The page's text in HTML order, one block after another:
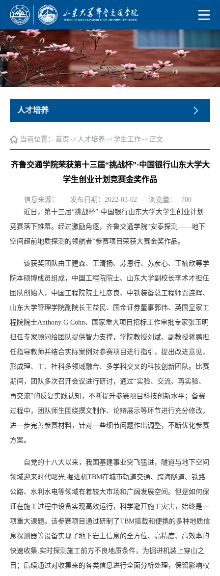
人才培养
当前位置： 首页 -> 人才培养 -> 学生工作-> 正文
齐鲁交通学院荣获第十三届“挑战杯”·中国银行山东大学大
学生创业计划竞赛金奖作品
信息来源： 发布日期：2022-03-02 浏览量：
700
近日，第十三届“挑战杯”·中国银行山东大学大学生创业计划
竞赛落下帷幕。经过激励角逐，齐鲁交通学院“安泰探测——地下
空间超前地质探测的领航者”参赛项目荣获大赛金奖作品。
该获奖团队由王建森、王清扬、苏恩行、苏彦心、王楠欣等学
院本硕博成员组成，中国工程院院士、山东大学副校长李术才担任
团队创始人，中国工程院院士杜彦良、中铁装备总工程师贾连辉、
山东大学管理学院副院长王益民、国金证券董事郭伟、英国皇家工
程院院士Anthony G Cohn、国家重大项目招标工作审批专家张玉明
担任专家顾问给团队提供智力支撑，学院教授刘斌、副教授蒋鹏担
任指导教师并结合实际案例对参赛项目进行指引，提出改进意见，
形成理、工、社科多领域融合、多学科交叉的科技创新团队。比赛
期间，团队多次召开会议进行研讨，通过“实验、交流、再实验、
再交流”的反复实践认知，不断提升参赛项目科技创新水平；备赛
过程中，团队师生围绕撰文制作、论辩展示等环节进行充分修改，
进一步完善参赛材料，针对一些细节问题作出调整，不断优化参赛
方案。
自党的十八大以来，我国基建事业突飞猛进，隧道与地下空间
领域迎来时代曙光,掘进机TBM在城市轨道交通、跨海隧道、铁路
公路、水利水电等领域有着较大市场和广阔发展空间。但是如何保
证在施工过程中设备实现高效运行，科学避开施工灾害，始终是一
项重大课题。该参赛项目通过研制了TBM搭载和便携的多种地质信
息探测器等设备实现了地下岩土信息的全方位、高精度、高效率的
快速收集,实时探测施工前方不良地质条件，为掘进机装上穿山之
目；后续通过对收集来的各类信息进行全面分析处理，保留影响权